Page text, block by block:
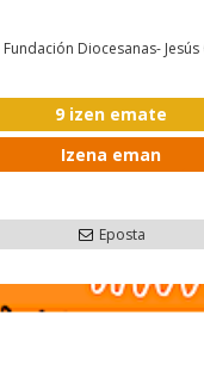
Fundación Diocesanas-
9 izen emate
Izena eman
Eposta